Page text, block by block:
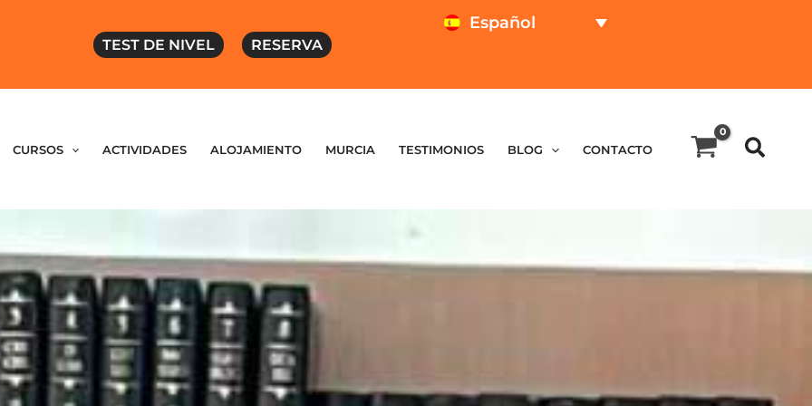
TEST DE NIVEL RESERVA
Español
CURSOS ACTIVIDADES ALOJAMIENTO MURCIA TESTIMONIOS BLOG CONTACTO